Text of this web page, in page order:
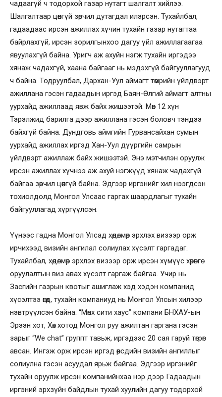
чадаагүй ч тодорхой газар нутагт шалгалт хийлээ.
Шалгалтаар цөөнгүй зөрчил дутагдал илэрсэн. Тухайлбал,
гадаадаас ирсэн ажиллах хүчин тухайн газар нутагтаа
байрлахгүй, ирсэн зорилгынхоо дагуу үйл ажиллагаагаа
явуулахгүй байна. Уригч аж ахуйн нэгж тухайн иргэдээ
хянаж чадахгүй, хаана байгааг нь мэдэхгүй байгууллагууд
ч байна. Тодруулбал, Дархан-Уул аймагт төмрийн үйлдвэрт
ажиллана гэсэн гадаадын иргэд Баян-Өлгий аймагт алтны
уурхайд ажиллаад явж байх жишээтэй. Мөн 12 хүн
Тэрэлжид барилга дээр ажиллана гэсэн боловч тэндээ
байхгүй байна. Дундговь аймгийн Гурвансайхан сумын
уурхайд ажиллах иргэд Хан-Уул дүүргийн самрын
үйлдвэрт ажиллаж байх жишээтэй. Энэ мэтчилэн оруулж
ирсэн ажиллах хүчнээ аж ахуй нэгжүүд хянаж чадахгүй
байгаа зөрчил цөөнгүй байна. Эдгээр иргэнийг хил нээгдсэн
тохиолдолд Монгол Улсаас гаргах шаардлагыг тухайн
байгууллагад хүргүүлсэн.
Үүнээс гадна Монгол Улсад хөдөлмөр эрхлэх визээр орж
ирчихээд визийн ангилал солиулах хүсэлт гаргадаг.
Тухайлбал, хөдөлмөр эрхлэх визээр орж ирсэн хүмүүс хөрөнгө
оруулалтын виз авах хүсэлт гаргаж байгаа. Учир нь
Засгийн газрын квотыг ашиглаж хэд хэдэн компанид
хүсэлтээ өгөөд, тухайн компаниуд нь Монгол Улсын хилээр
нэвтрүүлсэн байна. “Мөнх сити хаус” компани БНХАУ-ын
Эрээн хот, Хөх хотод Монгол руу ажилтан гаргана гэсэн
зарыг “We chat” группт тавьж, иргэдээс 20 сая гаруй төгрөг
авсан. Ингэж орж ирсэн иргэд өөрсдийн визийн ангиллыг
солиулна гэсэн асуудал ярьж байгаа. Эдгээр иргэнийг
тухайн оруулж ирсэн компанийнхаа нэр дээр Гадаадын
иргэний эрхзүйн байдлын тухай хуулийн дагуу тодорхой